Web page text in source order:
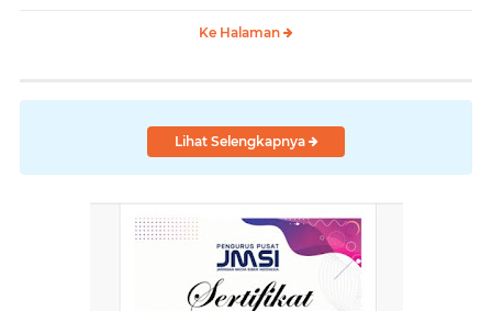
Ke Halaman
Lihat Selengkapnya